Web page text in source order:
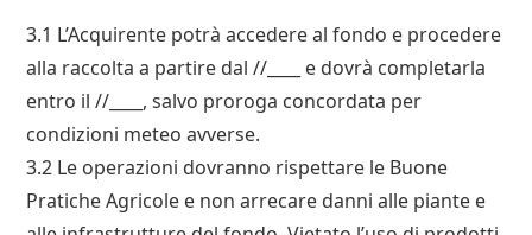
3.1 L’Acquirente potrà accedere al fondo e procedere
alla raccolta a partire dal //____ e dovrà completarla
entro il //____, salvo proroga concordata per
condizioni meteo avverse.
3.2 Le operazioni dovranno rispettare le Buone
Pratiche Agricole e non arrecare danni alle piante e